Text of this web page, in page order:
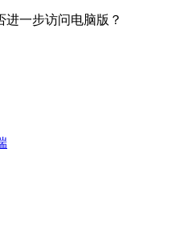
一步访问电脑版？